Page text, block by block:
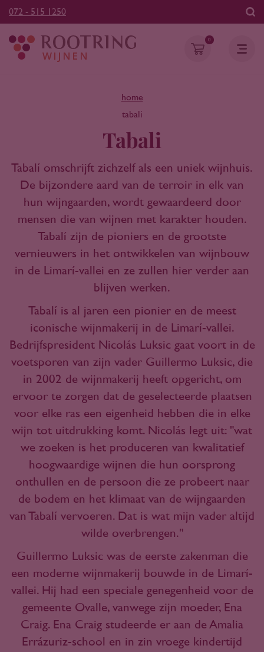
072 - 515 1250
0
home
tabali
Tabali
Tabalí omschrijft zichzelf als een uniek wijnhuis.
De bijzondere aard van de terroir in elk van
hun wijngaarden, wordt gewaardeerd door
mensen die van wijnen met karakter houden.
Tabalí zijn de pioniers en de grootste
vernieuwers in het ontwikkelen van wijnbouw
in de Limarí-vallei en ze zullen hier verder aan
blijven werken.
Tabalí is al jaren een pionier en de meest
iconische wijnmakerij in de Limarí-vallei.
Bedrijfspresident Nicolás Luksic gaat voort in de
voetsporen van zijn vader Guillermo Luksic, die
in 2002 de wijnmakerij heeft opgericht, om
ervoor te zorgen dat de geselecteerde plaatsen
voor elke ras een eigenheid hebben die in elke
wijn tot uitdrukking komt. Nicolás legt uit: "wat
we zoeken is het produceren van kwalitatief
hoogwaardige wijnen die hun oorsprong
onthullen en de persoon die ze probeert naar
de bodem en het klimaat van de wijngaarden
van Tabalí vervoeren. Dat is wat mijn vader altijd
wilde overbrengen."
Guillermo Luksic was de eerste zakenman die
een moderne wijnmakerij bouwde in de Limarí-
vallei. Hij had een speciale genegenheid voor de
gemeente Ovalle, vanwege zijn moeder, Ena
Craig. Ena Craig studeerde er aan de Amalia
Errázuriz-school en in zin vroege kindertijd